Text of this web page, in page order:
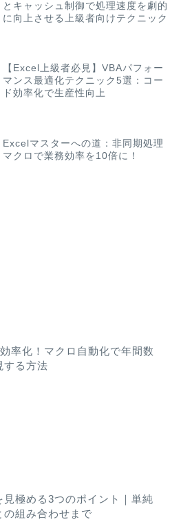
とキャッシュ制御で処理速度を劇的
に向上させる上級者向けテクニック
【Excel上級者必見】VBAパフォー
マンス最適化テクニック5選：コー
ド効率化で生産性向上
Excelマスターへの道：非同期処理
マクロで業務効率を10倍に！
率化！マクロ自動化で年間数
する方法
極める3つのポイント｜単純
組み合わせまで